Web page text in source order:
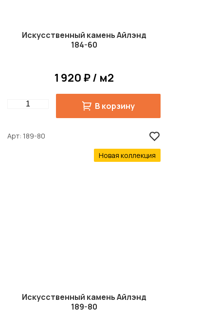
Искусственный камень Айлэнд
184-60
1 920 ₽ / м2
Quantity В корзину
Арт 189-80
Новая коллекция
Искусственный камень Айлэнд
189-80